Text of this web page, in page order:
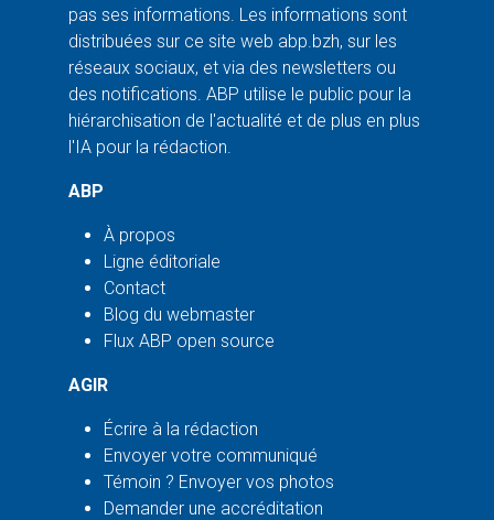
pas ses informations. Les informations sont
distribuées sur ce site web abp.bzh, sur les
réseaux sociaux, et via des newsletters ou
des notifications. ABP utilise le public pour la
hiérarchisation de l'actualité et de plus en plus
l'IA pour la rédaction.
ABP
À propos
Ligne éditoriale
Contact
Blog du webmaster
Flux ABP open source
AGIR
Écrire à la rédaction
Envoyer votre communiqué
Témoin ? Envoyer vos photos
Demander une accréditation